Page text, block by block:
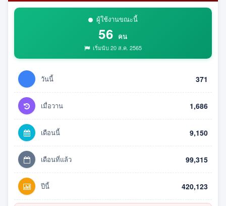
ผู้ใช้งานขณะนี้
56 คน
เริ่มนับ 20 ส.ค. 2565
วันนี้ 371
เมื่อวาน 1,686
เดือนนี้ 9,150
เดือนที่แล้ว 99,315
ปีนี้ 420,123